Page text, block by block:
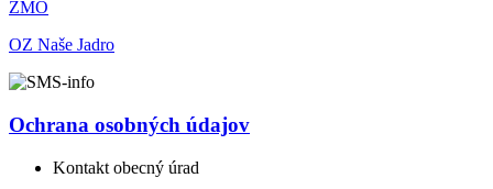
ZMO
OZ Naše Jadro
Ochrana osobných údajov
Kontakt obecný úrad